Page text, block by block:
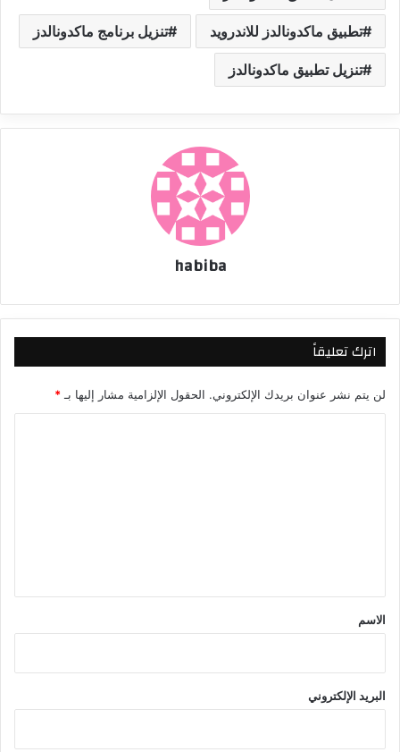
تطبيق ماكدونالدز للاندرويد تنزيل برنامج ماكدونالدز
تنزيل تطبيق ماكدونالدز
habiba
اترك تعليقاً
لن يتم نشر عنوان بريدك الإلكتروني. الحقول الإلزامية مشار إليها بـ*
*
الاسم
البريد الإلكتروني